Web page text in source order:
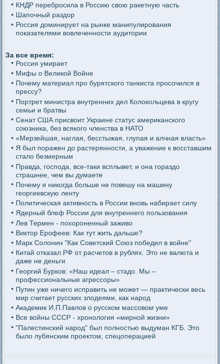
КНДР перебросила в Россию свою ракетную часть
Шапочный раздор
Россия доминирует на рынке манипулирования
показателями вовлеченности аудитории
За все время:
Россия умирает
Мифы о Великой Войне
Почему материал про бурятского танкиста просочился в
прессу?
Портрет министра внутренних дел Колокольцева в кругу
семьи и братвы
Сенат США присвоит Украине статус американского
союзника, без всякого членства в НАТО
«Мерзейшая, наглая, бесстыжая, глупая и алчная власть»
Я был поражен до растерянности, а уважение к восставшим
стало безмерным
Правда, господа, все-таки всплывет, и она гораздо
страшнее, чем вы думаете
Почему я никогда больше не повешу на машину
георгиевскую ленту
Политическая активность в России вновь набирает силу
Ядерный блеф России для внутреннего пользования
Лев Термен - похороненный заживо
Виктор Ерофеев: Как тут жить дальше?
Марк Солонин "Как Советский Союз победил в войне"
Китай отказал РФ от расчетов в рублях. Это не валюта и
даже не деньги
Георгий Бурков: «Наш идеал – стадо. Мы –
профессиональные агрессоры»
Путин уже ничего исправить не может — практически весь
мир считает русских злодеями, как народ
Академик И.П.Павлов о русском массовом уме
Все войны СССР - хронология «мирной жизни»
"Палестинский народ" был полностью выдуман КГБ. Это
было лубянским проектом, спецоперацией